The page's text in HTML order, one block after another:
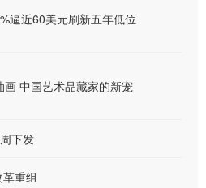
逼近60美元刷新五年低位
画 中国艺术品藏家的新宠
下发
重组